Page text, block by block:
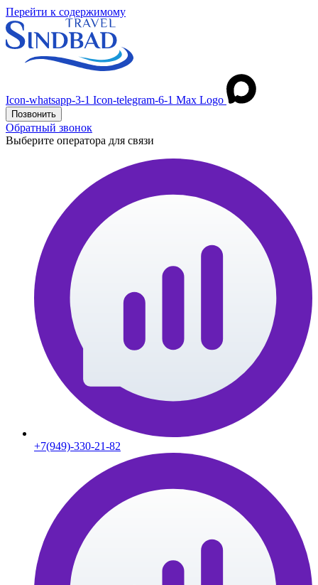
Перейти к содержимому
Icon-whatsapp-3-1 Icon-telegram-6-1 Max Logo
Позвонить
Обратный звонок
Выберите оператора для связи
+7(949)-330-21-82